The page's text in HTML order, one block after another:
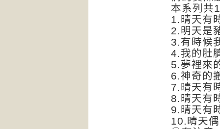
本系列共
1.晴天有
2.明天是
3.有時候
4.我的肚
5.夢裡來
6.神奇的
7.晴天有
8.晴天有
9.晴天有
10.晴天